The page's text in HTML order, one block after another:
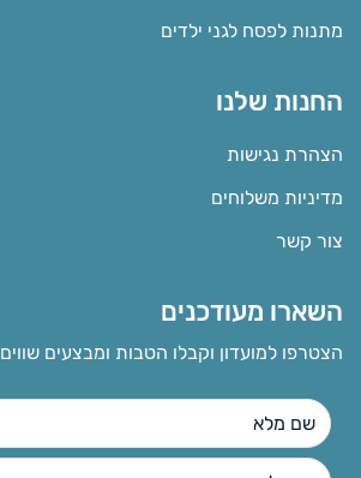
מתנות לפסח לגני ילדים
החנות שלנו
הצהרת נגישות
מדיניות משלוחים
צור קשר
השארו מעודכנים
הצטרפו למועדון וקבלו הטבות ומבצעים שווים